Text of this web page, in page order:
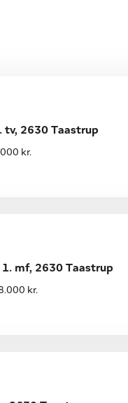
tv, 2630 Taastrup
kr.
mf, 2630 Taastrup
kr.